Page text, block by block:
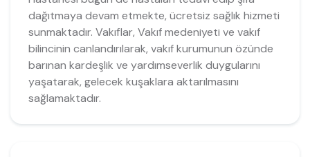
dağıtmaya devam etmekte, ücretsiz sağlık hizmeti
sunmaktadır. Vakıflar, Vakıf medeniyeti ve vakıf
bilincinin canlandırılarak, vakıf kurumunun özünde
barınan kardeşlik ve yardımseverlik duygularını
yaşatarak, gelecek kuşaklara aktarılmasını
sağlamaktadır.